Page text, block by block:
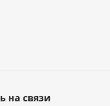
на связи